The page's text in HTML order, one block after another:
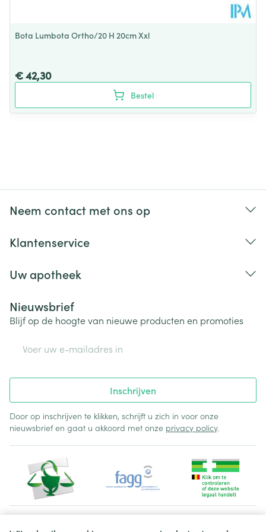
Bota Lumbota Ortho/20 H 20cm Xxl
€ 42,30
Bestel
Neem contact met ons op
Klantenservice
Uw apotheek
Nieuwsbrief
Blijf op de hoogte van nieuwe producten en promoties
Inschrijven
Door op inschrijven te klikken, schrijft u zich in voor onze
nieuwsbrief en gaat u akkoord met onze privacy policy.
Juridische links